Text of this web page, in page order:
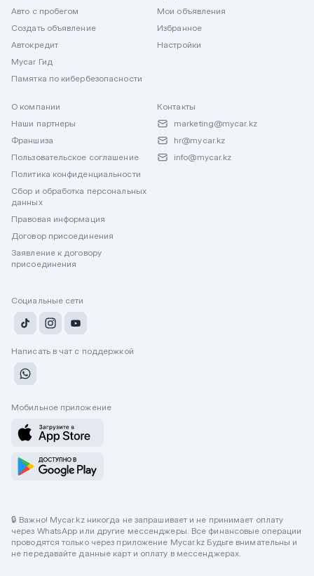
Авто с пробегом
Создать объявление
Автокредит
Mycar Гид
Памятка по кибербезопасности
Мои объявления
Избранное
Настройки
О компании
Наши партнеры
Франшиза
Пользовательское соглашение
Политика конфиденциальности
Сбор и обработка персональных
данных
Правовая информация
Договор присоединения
Заявление к договору
присоединения
Контакты
marketing@mycar.kz
hr@mycar.kz
info@mycar.kz
Социальные сети
Написать в чат с поддержкой
Мобильное приложение
🔒 Важно! Mycar.kz никогда не запрашивает и не принимает оплату
через WhatsApp или другие мессенджеры. Все финансовые операции
проводятся только через приложение Mycar.kz Будьте внимательны и
не передавайте данные карт и оплату в мессенджерах.